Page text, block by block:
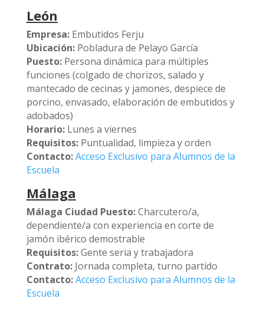
León
Empresa:Embutidos Ferju
Ubicación:Pobladura de Pelayo García
Puesto:Persona dinámica para múltiples
funciones (colgado de chorizos, salado y
mantecado de cecinas y jamones, despiece de
porcino, envasado, elaboración de embutidos y
adobados)
Horario:Lunes a viernes
Requisitos:Puntualidad, limpieza y orden
Contacto:Acceso Exclusivo para Alumnos de la
Escuela
Málaga
Málaga Ciudad Puesto:Charcutero/a,
dependiente/a con experiencia en corte de
jamón ibérico demostrable
Requisitos:Gente seria y trabajadora
Contrato:Jornada completa, turno partido
Contacto:Acceso Exclusivo para Alumnos de la
Escuela